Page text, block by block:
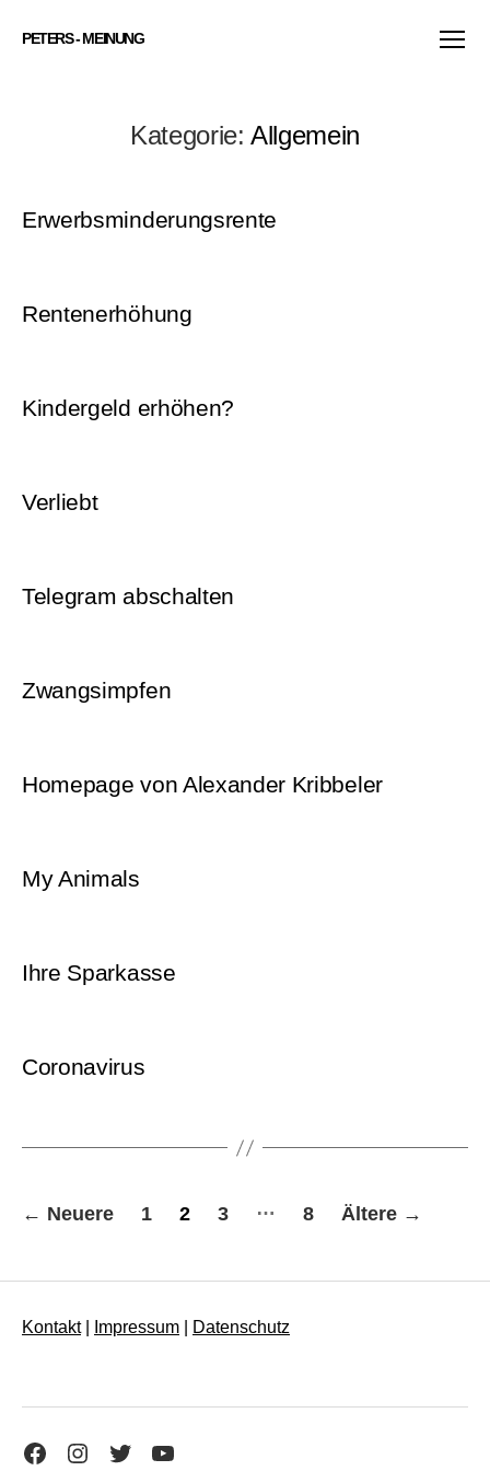
PETERS - MEINUNG
Kategorie: Allgemein
Erwerbsminderungsrente
Rentenerhöhung
Kindergeld erhöhen?
Verliebt
Telegram abschalten
Zwangsimpfen
Homepage von Alexander Kribbeler
My Animals
Ihre Sparkasse
Coronavirus
Seitennummerierung
Beiträge
← Neuere 1 2 3 … 8 Ältere →
Kontakt| Impressum Datenschutz
FacebookInstagramTwitterYouTube